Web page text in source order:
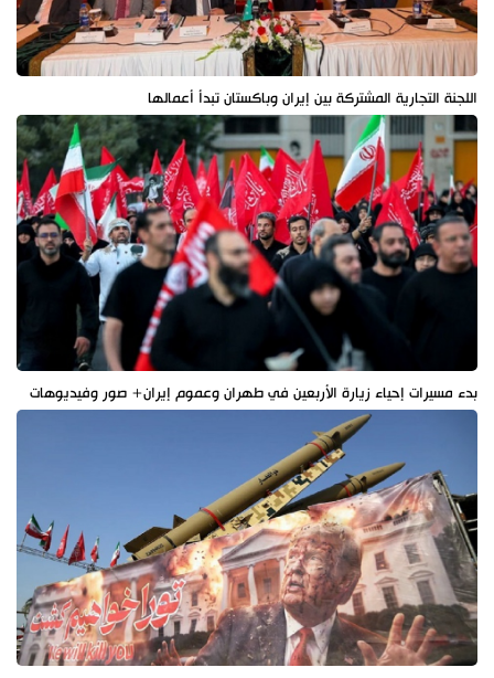
اللجنة التجارية المشتركة بين إيران وباكستان تبدأ أعمالها
بدء مسيرات إحياء زيارة الأربعين في طهران وعموم إيران+ صور وفيديوهات